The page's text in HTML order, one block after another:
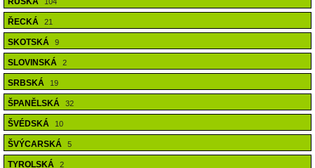
ŘECKÁ 21
SKOTSKÁ 9
SLOVINSKÁ 2
SRBSKÁ 19
ŠPANĚLSKÁ 32
ŠVÉDSKÁ 10
ŠVÝCARSKÁ 5
TYROLSKÁ 2